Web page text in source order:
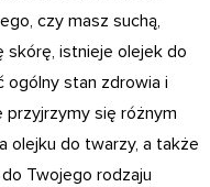
czy masz suchą,
skórę, istnieje olejek do
stan zdrowia i
przyjrzymy się różnym
olejku do twarzy, a także
Twojego rodzaju